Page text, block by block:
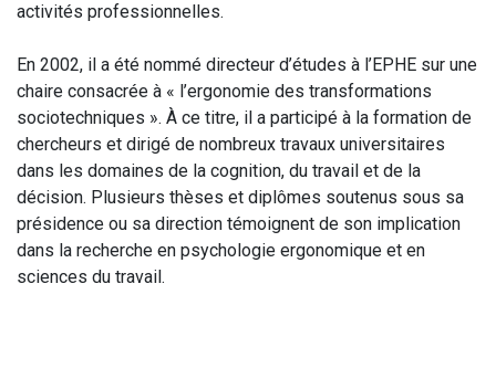
activités professionnelles.
En 2002, il a été nommé directeur d’études à l’EPHE sur une
chaire consacrée à « l’ergonomie des transformations
sociotechniques ». À ce titre, il a participé à la formation de
chercheurs et dirigé de nombreux travaux universitaires
dans les domaines de la cognition, du travail et de la
décision. Plusieurs thèses et diplômes soutenus sous sa
présidence ou sa direction témoignent de son implication
dans la recherche en psychologie ergonomique et en
sciences du travail.